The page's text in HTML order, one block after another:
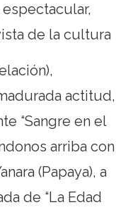
de la cultura
actitud,
“Sangre en el
arriba con
(Papaya), a
de “La Edad